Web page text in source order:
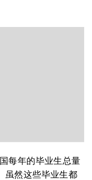
每年的毕业生总量
虽然这些毕业生都